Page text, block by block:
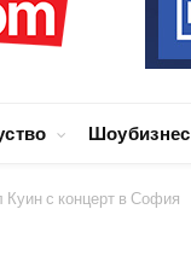
Шоубизнес
Куин с концерт в София